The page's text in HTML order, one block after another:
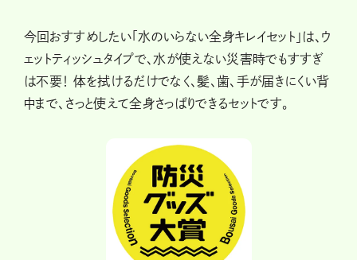
今回おすすめしたい「水のいらない全身キレイセット」は、ウ
ェットティッシュタイプで、水が使えない災害時でもすすぎ
は不要！ 体を拭けるだけでなく、髪、歯、手が届きにくい背
中まで、さっと使えて全身さっぱりできるセットです。